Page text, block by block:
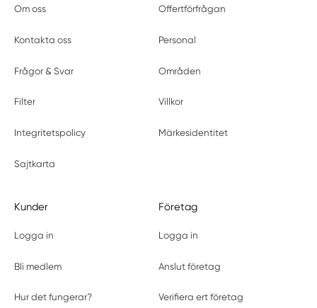
Om oss Offertförfrågan
Kontakta oss Personal
Frågor & Svar Områden
Filter Villkor
Integritetspolicy Märkesidentitet
Sajtkarta
Kunder
Logga in
Bli medlem
Hur det fungerar?
Företag
Logga in
Anslut företag
Verifiera ert företag